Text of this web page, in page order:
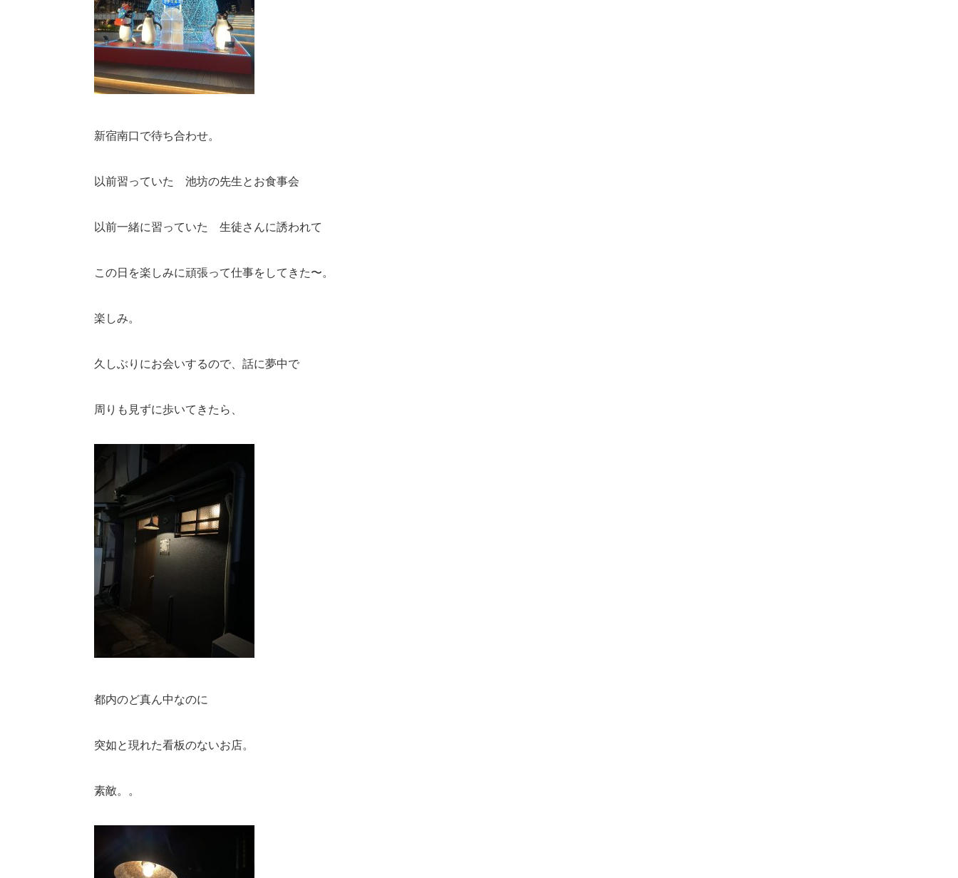
新宿南口で待ち合わせ。
以前習っていた 池坊の先生とお食事会
以前一緒に習っていた 生徒さんに誘われて
この日を楽しみに頑張って仕事をしてきた〜。
楽しみ。
久しぶりにお会いするので、話に夢中で
周りも見ずに歩いてきたら、
都内のど真ん中なのに
突如と現れた看板のないお店。
素敵。。